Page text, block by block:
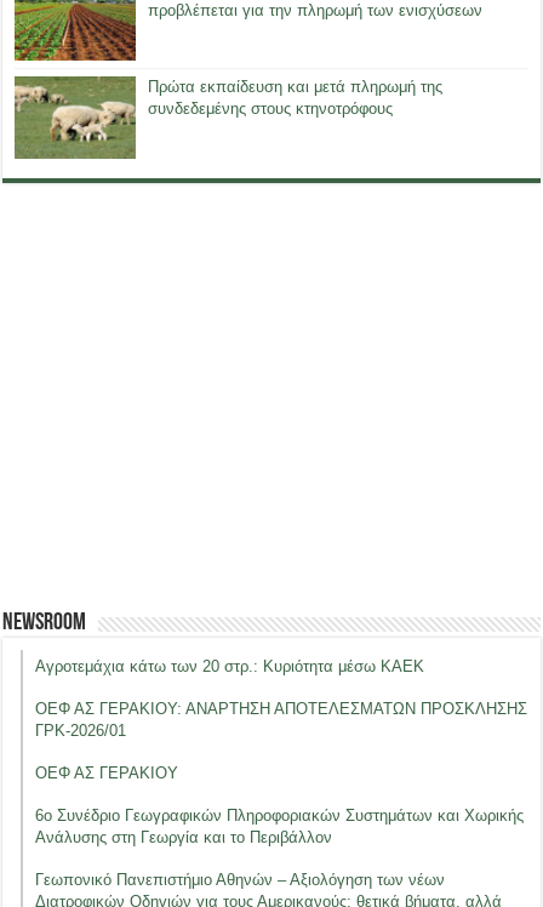
προβλέπεται για την πληρωμή των ενισχύσεων
Πρώτα εκπαίδευση και μετά πληρωμή της
συνδεδεμένης στους κτηνοτρόφους
Newsroom
Αγροτεμάχια κάτω των 20 στρ.: Κυριότητα μέσω ΚΑΕΚ
ΟΕΦ ΑΣ ΓΕΡΑΚΙΟΥ: ΑΝΑΡΤΗΣΗ ΑΠΟΤΕΛΕΣΜΑΤΩΝ ΠΡΟΣΚΛΗΣΗΣ
ΓΡΚ-2026/01
ΟΕΦ ΑΣ ΓΕΡΑΚΙΟΥ
6ο Συνέδριο Γεωγραφικών Πληροφοριακών Συστημάτων και Χωρικής
Ανάλυσης στη Γεωργία και το Περιβάλλον
Γεωπονικό Πανεπιστήμιο Αθηνών – Αξιολόγηση των νέων
Διατροφικών Οδηγιών για τους Αμερικανούς: θετικά βήματα, αλλά